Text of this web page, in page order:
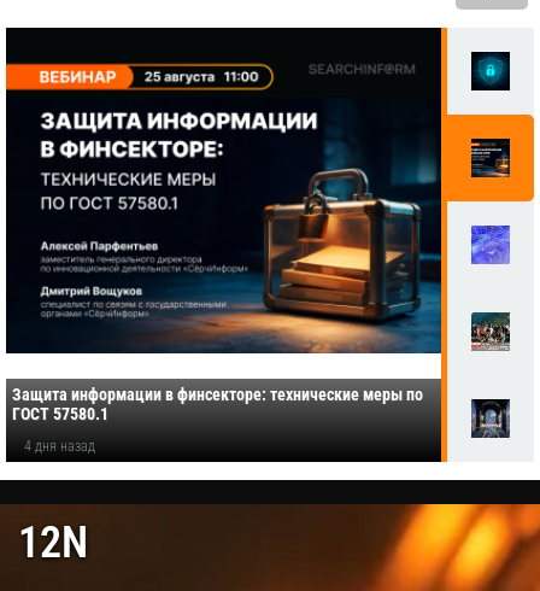
Защита информации в финсекторе: технические меры по
ГОСТ 57580.1
4 дня назад
12N